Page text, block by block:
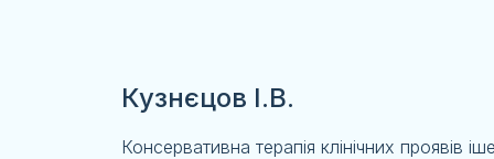
Кузнєцов І.В.
Консервативна терапія клінічних проявів